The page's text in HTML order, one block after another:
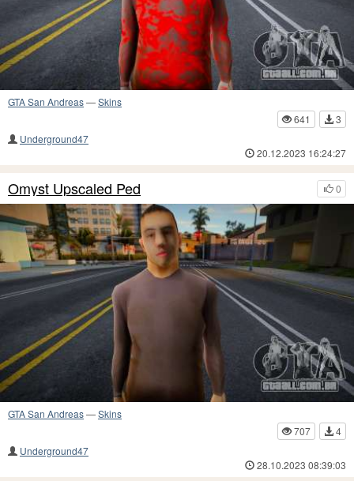
GTA San Andreas—Skins
641
3
Underground47
20.12.2023 16:24:27
0
Omyst Upscaled Ped
GTA San Andreas—Skins
707
4
Underground47
28.10.2023 08:39:03